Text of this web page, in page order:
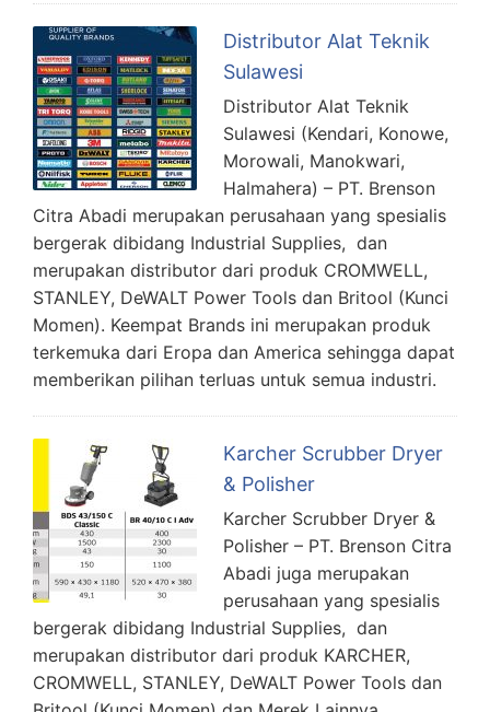
Distributor Alat Teknik
Sulawesi
Distributor Alat Teknik
Sulawesi (Kendari, Konowe,
Morowali, Manokwari,
Halmahera) – PT. Brenson
Citra Abadi merupakan perusahaan yang spesialis
bergerak dibidang Industrial Supplies, dan
merupakan distributor dari produk CROMWELL,
STANLEY, DeWALT Power Tools dan Britool (Kunci
Momen). Keempat Brands ini merupakan produk
terkemuka dari Eropa dan America sehingga dapat
memberikan pilihan terluas untuk semua industri.
Karcher Scrubber Dryer
& Polisher
Karcher Scrubber Dryer &
Polisher – PT. Brenson Citra
Abadi juga merupakan
perusahaan yang spesialis
bergerak dibidang Industrial Supplies, dan
merupakan distributor dari produk KARCHER,
CROMWELL, STANLEY, DeWALT Power Tools dan